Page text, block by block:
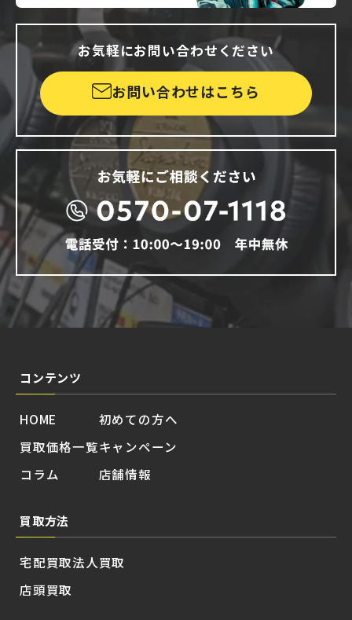
お気軽にお問い合わせください
お問い合わせはこちら
コンテンツ
HOME
買取価格一覧
コラム
初めての方へ
キャンペーン
店舗情報
買取方法
宅配買取
店頭買取
法人買取